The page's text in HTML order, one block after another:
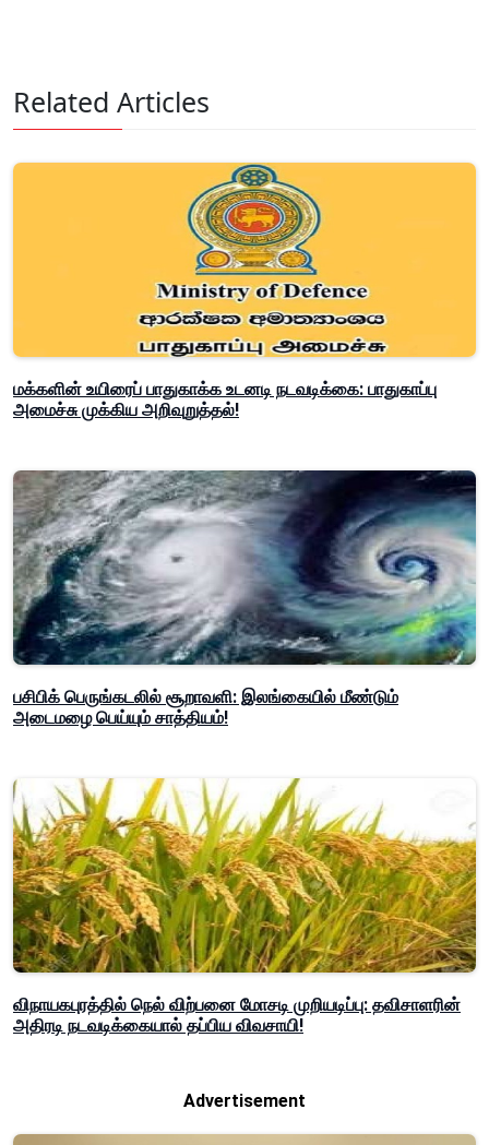
Related Articles
மக்களின் உயிரைப் பாதுகாக்க உடனடி நடவடிக்கை: பாதுகாப்பு
அமைச்சு முக்கிய அறிவுறுத்தல்!
பசிபிக் பெருங்கடலில் சூறாவளி: இலங்கையில் மீண்டும்
அடைமழை பெய்யும் சாத்தியம்!
விநாயகபுரத்தில் நெல் விற்பனை மோசடி முறியடிப்பு: தவிசாளரின்
அதிரடி நடவடிக்கையால் தப்பிய விவசாயி!
Advertisement